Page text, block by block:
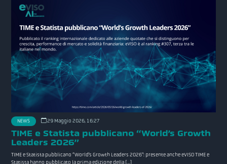
NEWS 29 Maggio 2026, 16:27
TIME e Statista pubblicano “World’s Growth
Leaders 2026”
TIME e Statista pubblicano “World’s Growth Leaders 2026”: presente anche eVISO TIME e
Statista hanno pubblicato la prima edizione della […]